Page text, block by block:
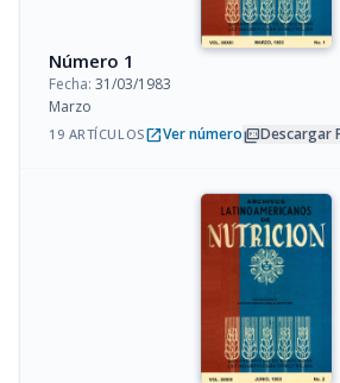
Número 1
Fecha: 31/03/1983
Marzo
19 ARTÍCULOSopen_in_newVer númeropicture_as_pdfDescargar